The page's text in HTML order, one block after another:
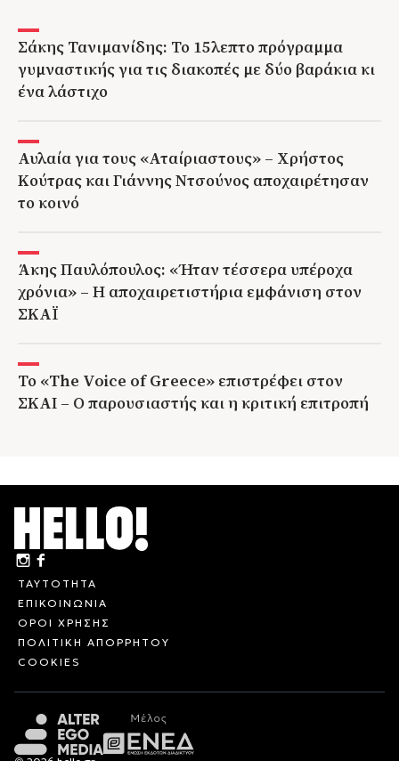
Σάκης Τανιμανίδης: Το 15λεπτο πρόγραμμα
γυμναστικής για τις διακοπές με δύο βαράκια κι
ένα λάστιχο
Αυλαία για τους «Αταίριαστους» – Χρήστος
Κούτρας και Γιάννης Ντσούνος αποχαιρέτησαν
το κοινό
Άκης Παυλόπουλος: «Ήταν τέσσερα υπέροχα
χρόνια» – Η αποχαιρετιστήρια εμφάνιση στον
ΣΚΑΪ
Το «The Voice of Greece» επιστρέφει στον
ΣΚΑΙ – Ο παρουσιαστής και η κριτική επιτροπή
ΤΑΥΤΟΤΗΤΑ
ΕΠΙΚΟΙΝΩΝΙΑ
ΟΡΟΙ ΧΡΗΣΗΣ
ΠΟΛΙΤΙΚΗ ΑΠΟΡΡΗΤΟΥ
COOKIES